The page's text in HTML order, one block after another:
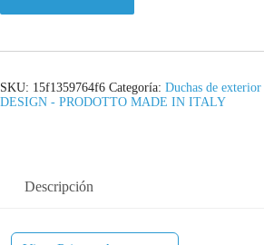
SKU: 15f1359764f6 Categoría: Duchas de exterior
DESIGN - PRODOTTO MADE IN ITALY
Descripción